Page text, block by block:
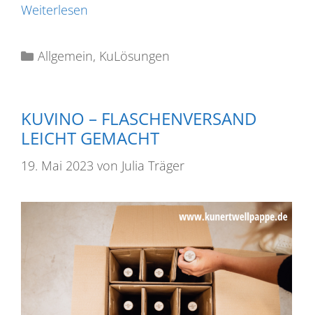
Weiterlesen
Allgemein, KuLösungen
KUVINO – FLASCHENVERSAND
LEICHT GEMACHT
19. Mai 2023 von Julia Träger